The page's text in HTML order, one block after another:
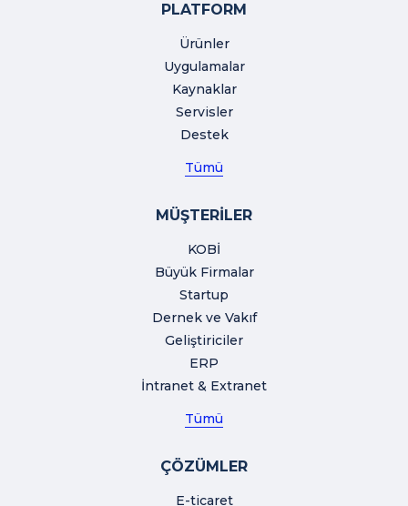
PLATFORM
Ürünler
Uygulamalar
Kaynaklar
Servisler
Destek
Tümü
MÜŞTERİLER
KOBİ
Büyük Firmalar
Startup
Dernek ve Vakıf
Geliştiriciler
ERP
İntranet & Extranet
Tümü
ÇÖZÜMLER
E-ticaret